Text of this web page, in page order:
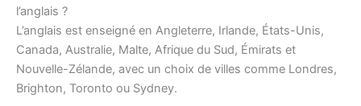
l’anglais ?
L’anglais est enseigné en Angleterre, Irlande, États-Unis,
Canada, Australie, Malte, Afrique du Sud, Émirats et
Nouvelle-Zélande, avec un choix de villes comme Londres,
Brighton, Toronto ou Sydney.